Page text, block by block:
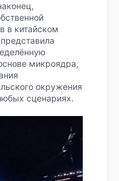
в китайском
микроядра,
окружения
сценариях.